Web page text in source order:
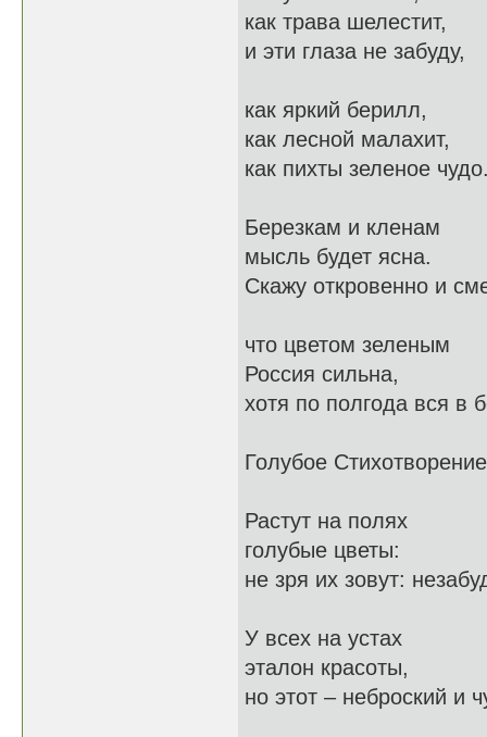
как трава шелестит,
и эти глаза не забуду,
как яркий берилл,
как лесной малахит,
как пихты зеленое
Березкам и кленам
мысль будет ясна.
Скажу откровенно и
что цветом зеленым
Россия сильна,
хотя по полгода вся в
Голубое Стихотворение
Растут на полях
голубые цветы:
не зря их зовут:
У всех на устах
эталон красоты,
но этот – неброский и